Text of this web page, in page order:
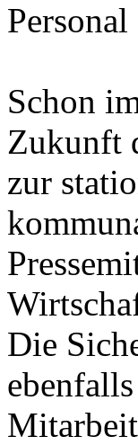
Schon
Zukunft
zur
Die